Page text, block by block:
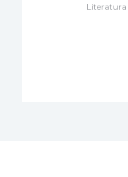
Literatura